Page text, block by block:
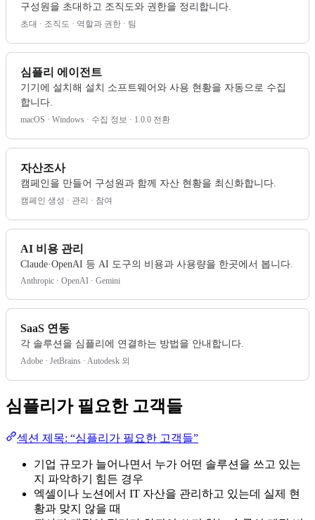
구성원을 초대하고 조직도와 권한을 정리합니다.
초대 · 조직도 · 역할과 권한 · 팀
심플리 에이전트
기기에 설치해 설치 소프트웨어와 사용 현황을 자동으로 수집
합니다.
macOS · Windows · 수집 정보 · 1.0.0 전환
자산조사
캠페인을 만들어 구성원과 함께 자산 현황을 최신화합니다.
캠페인 생성 · 관리 · 참여
AI 비용 관리
Claude·OpenAI 등 AI 도구의 비용과 사용량을 한곳에서 봅니다.
Anthropic · OpenAI · Gemini
SaaS 연동
각 솔루션을 심플리에 연결하는 방법을 안내합니다.
Adobe · JetBrains · Autodesk 외
심플리가 필요한 고객들
섹션 제목: “심플리가 필요한 고객들”
기업 규모가 늘어나면서 누가 어떤 솔루션을 쓰고 있는
지 파악하기 힘든 경우
엑셀이나 노션에서 IT 자산을 관리하고 있는데 실제 현
황과 맞지 않을 때